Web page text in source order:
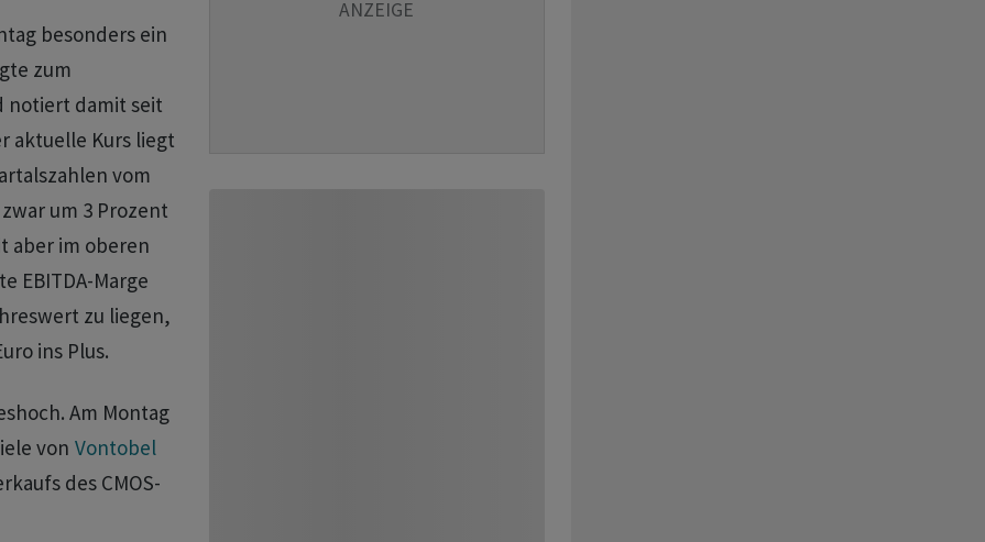
besonders ein
zum
notiert damit seit
aktuelle Kurs liegt
vom
um 3 Prozent
aber im oberen
EBITDA-Marge
zu liegen,
ins Plus.
Am Montag
von Vontobel
des CMOS-